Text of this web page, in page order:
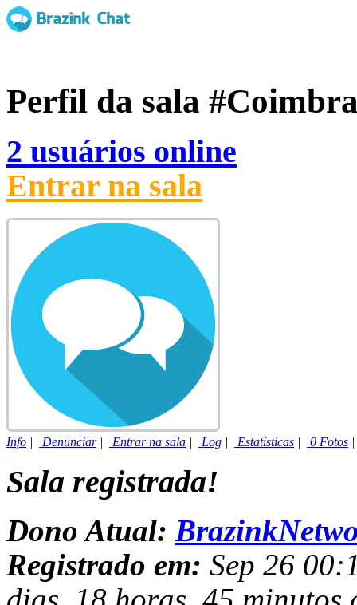
Perfil da sala
2 usuários online
Entrar na sala
Info | Denunciar| Entrar na sala | Log | Estatísticas | 0 Fotos
Sala registrada!
Dono Atual:
Registrado em: Sep 26